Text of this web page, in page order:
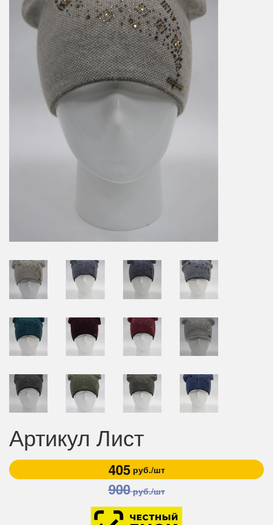
Артикул Лист
405руб./шт
900руб./шт